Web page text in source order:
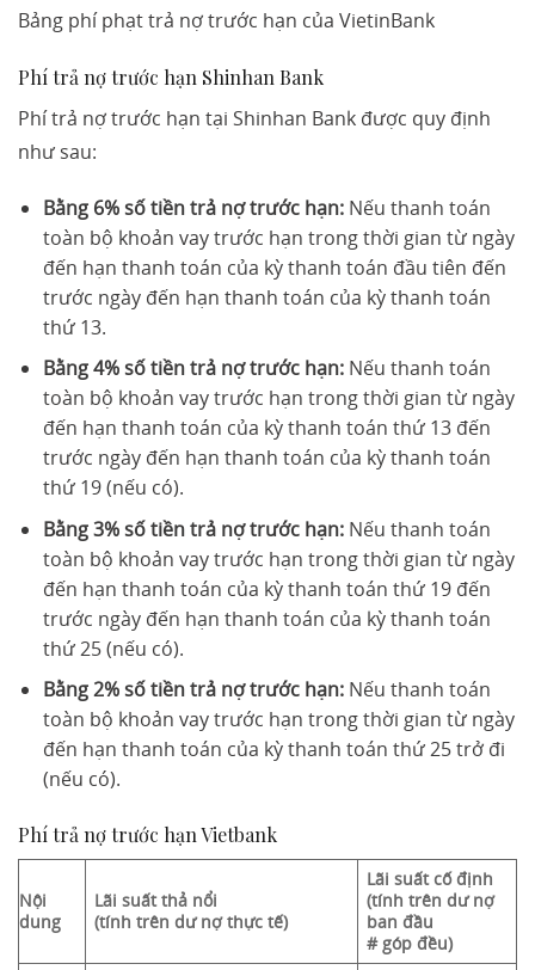
Bảng phí phạt trả nợ trước hạn của VietinBank
Phí trả nợ trước hạn Shinhan Bank
Phí trả nợ trước hạn tại Shinhan Bank được quy định
như sau:
Bằng 6% số tiền trả nợ trước hạn:Nếu thanh toán
toàn bộ khoản vay trước hạn trong thời gian từ ngày
đến hạn thanh toán của kỳ thanh toán đầu tiên đến
trước ngày đến hạn thanh toán của kỳ thanh toán
thứ 13.
Bằng 4% số tiền trả nợ trước hạn:Nếu thanh toán
toàn bộ khoản vay trước hạn trong thời gian từ ngày
đến hạn thanh toán của kỳ thanh toán thứ 13 đến
trước ngày đến hạn thanh toán của kỳ thanh toán
thứ 19 (nếu có).
Bằng 3% số tiền trả nợ trước hạn: Nếu thanh toán
toàn bộ khoản vay trước hạn trong thời gian từ ngày
đến hạn thanh toán của kỳ thanh toán thứ 19 đến
trước ngày đến hạn thanh toán của kỳ thanh toán
thứ 25 (nếu có).
Bằng 2% số tiền trả nợ trước hạn:Nếu thanh toán
toàn bộ khoản vay trước hạn trong thời gian từ ngày
đến hạn thanh toán của kỳ thanh toán thứ 25 trở đi
(nếu có).
Phí trả nợ trước hạn Vietbank
Nội
dung
Lãi suất thả nổi
(tính trên dư nợ thực tế)
Lãi suất cố định
(tính trên dư nợ
ban đầu
# góp đều)